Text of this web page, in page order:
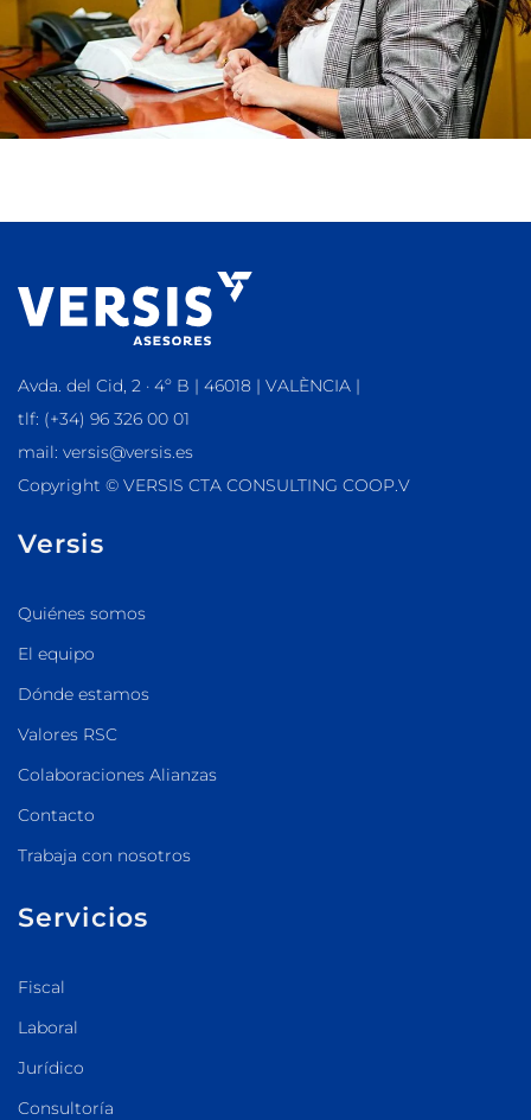
Avda. del Cid, 2 · 4º B | 46018 | VALÈNCIA |
tlf: (+34) 96 326 00 01
mail: versis@versis.es
Copyright © VERSIS CTA CONSULTING COOP.V
Versis
Quiénes somos
El equipo
Dónde estamos
Valores RSC
Colaboraciones Alianzas
Contacto
Trabaja con nosotros
Servicios
Fiscal
Laboral
Jurídico
Consultoría